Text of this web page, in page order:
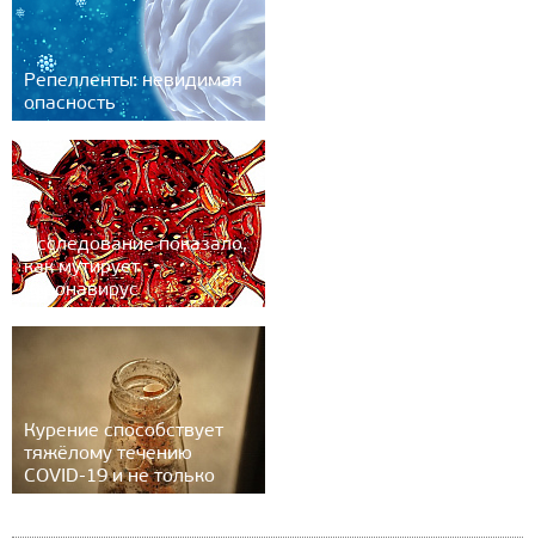
Репелленты: невидимая
опасность
Исследование показало,
как мутирует
коронавирус
Курение способствует
тяжёлому течению
COVID-19 и не только